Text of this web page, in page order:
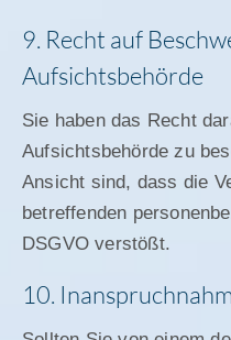
9. Recht auf
Aufsichtsbehörde
Sie haben das Recht
Aufsichtsbehörde zu
Ansicht sind, dass die
betreffenden
DSGVO verstößt.
10.